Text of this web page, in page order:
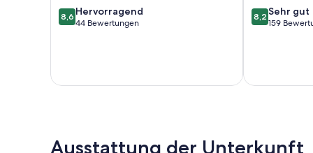
8.6
von
8,6 Hervorragend
44 Bewertungen
8.2
von
Bewertungen
8,2 Sehr gut
159
Ausstattung der Unterkunft